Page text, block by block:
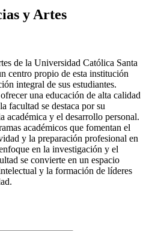
y Artes
de la Universidad Católica Santa
centro propio de esta institución
integral de sus estudiantes.
una educación de alta calidad
facultad se destaca por su
académica y el desarrollo personal.
académicos que fomentan el
y la preparación profesional en
en la investigación y el
se convierte en un espacio
y la formación de líderes